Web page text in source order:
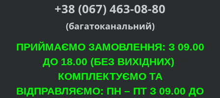
+38 (067) 463-08-80
(багатоканальний)
ПРИЙМАЄМО ЗАМОВЛЕННЯ: З 09.00
ДО 18.00 (БЕЗ ВИХІДНИХ)
КОМПЛЕКТУЄМО ТА
ВІДПРАВЛЯЄМО: ПН – ПТ З 09.00 ДО